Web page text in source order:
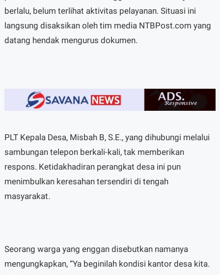
berlalu, belum terlihat aktivitas pelayanan. Situasi ini
langsung disaksikan oleh tim media NTBPost.com yang
datang hendak mengurus dokumen.
PLT Kepala Desa, Misbah B, S.E., yang dihubungi melalui
sambungan telepon berkali-kali, tak memberikan
respons. Ketidakhadiran perangkat desa ini pun
menimbulkan keresahan tersendiri di tengah
masyarakat.
Seorang warga yang enggan disebutkan namanya
mengungkapkan, “Ya beginilah kondisi kantor desa kita.